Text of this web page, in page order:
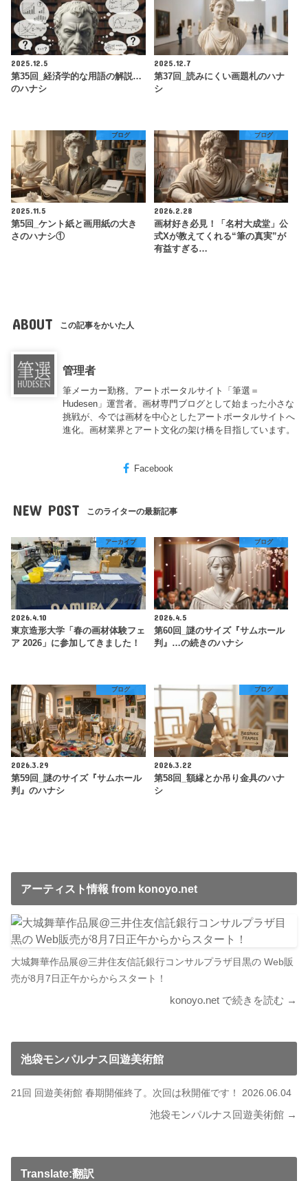
2025.12.5
第35回_経済学的な用語の解説…
のハナシ
2025.12.7
第37回_読みにくい画題札のハナ
シ
ブログ
2025.11.5
第5回_ケント紙と画用紙の大き
さのハナシ①
ブログ
2026.2.28
画材好き必見！「名村大成堂」公
式Xが教えてくれる“筆の真実”が
有益すぎる…
ABOUT この記事をかいた人
管理者
筆メーカー勤務。アートポータルサイト「筆選＝
Hudesen」運営者。画材専門ブログとして始まった小さな
挑戦が、今では画材を中心としたアートポータルサイトへ
進化。画材業界とアート文化の架け橋を目指しています。
Facebook
NEW POST このライターの最新記事
アーカイブ
2026.4.10
東京造形大学「春の画材体験フェ
ア 2026」に参加してきました！
ブログ
2026.4.5
第60回_謎のサイズ『サムホール
判』…の続きのハナシ
ブログ
2026.3.29
第59回_謎のサイズ『サムホール
判』のハナシ
ブログ
2026.3.22
第58回_額縁とか吊り金具のハナ
シ
アーティスト情報 from konoyo.net
大城舞華作品展@三井住友信託銀行コンサルプラザ目黒の Web販
売が8月7日正午からからスタート！
konoyo.net で続きを読む →
池袋モンパルナス回遊美術館
21回 回遊美術館 春期開催終了。次回は秋開催です！ 2026.06.04
池袋モンパルナス回遊美術館 →
Translate:翻訳